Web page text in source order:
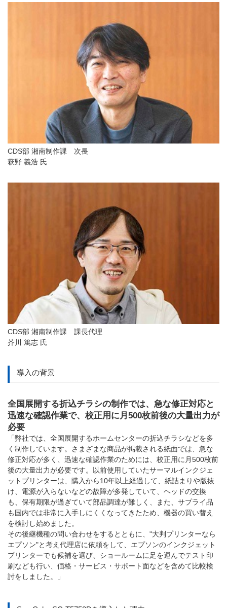
CDS部 湘南制作課 次長
萩野 義浩 氏
CDS部 湘南制作課 課長代理
芥川 篤志 氏
導入の背景
全国展開する折込チラシの制作では、急な修正対応と
迅速な確認作業で、校正用に月500枚前後の大量出力が
必要
「弊社では、全国展開するホームセンターの折込チラシなどを多
く制作しています。さまざまな商品が掲載される紙面では、急な
修正対応が多く、迅速な確認作業のためには、校正用に月500枚前
後の大量出力が必要です。以前使用していたサーマルインクジェ
ットプリンターは、購入から10年以上経過して、紙詰まりや版抜
け、電源が入らないなどの故障が多発していて、ヘッドの交換
も、保有期限が過ぎていて部品調達が難しく、また、サプライ品
も国内では非常に入手しにくくなってきたため、機器の買い替え
を検討し始めました。
その後継機種の問い合わせをするとともに、"大判プリンターなら
エプソン"と考え代理店に依頼をして、エプソンのインクジェット
プリンターでも候補を選び、ショールームに足を運んでテスト印
刷なども行い、価格・サービス・サポート面などを含めて比較検
討をしました。」